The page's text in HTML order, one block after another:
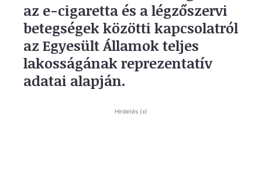
az e-cigaretta és a légzőszervi
betegségek közötti kapcsolatról
az Egyesült Államok teljes
lakosságának reprezentatív
adatai alapján.
Hirdetés (x)